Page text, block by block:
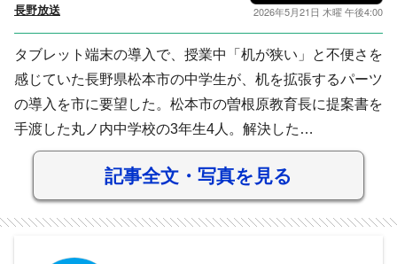
長野放送 2026年5月21日 木曜 午後4:00
タブレット端末の導入で、授業中「机が狭い」と不便さを
感じていた長野県松本市の中学生が、机を拡張するパーツ
の導入を市に要望した。松本市の曽根原教育長に提案書を
手渡した丸ノ内中学校の3年生4人。解決した…
記事全文・写真を見る